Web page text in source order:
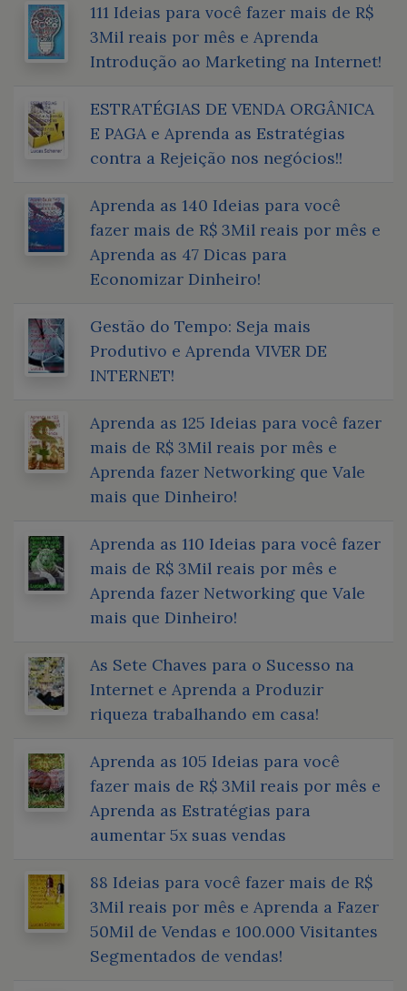
111 Ideias para você fazer mais de R$
3Mil reais por mês e Aprenda
Introdução ao Marketing na Internet!
ESTRATÉGIAS DE VENDA ORGÂNICA
E PAGA e Aprenda as Estratégias
contra a Rejeição nos negócios!!
Aprenda as 140 Ideias para você
fazer mais de R$ 3Mil reais por mês e
Aprenda as 47 Dicas para
Economizar Dinheiro!
Gestão do Tempo: Seja mais
Produtivo e Aprenda VIVER DE
INTERNET!
Aprenda as 125 Ideias para você fazer
mais de R$ 3Mil reais por mês e
Aprenda fazer Networking que Vale
mais que Dinheiro!
Aprenda as 110 Ideias para você fazer
mais de R$ 3Mil reais por mês e
Aprenda fazer Networking que Vale
mais que Dinheiro!
As Sete Chaves para o Sucesso na
Internet e Aprenda a Produzir
riqueza trabalhando em casa!
Aprenda as 105 Ideias para você
fazer mais de R$ 3Mil reais por mês e
Aprenda as Estratégias para
aumentar 5x suas vendas
88 Ideias para você fazer mais de R$
3Mil reais por mês e Aprenda a Fazer
50Mil de Vendas e 100.000 Visitantes
Segmentados de vendas!